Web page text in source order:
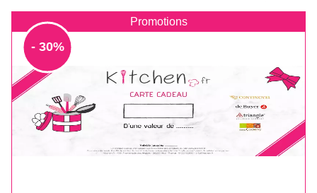
Promotions
- 30%